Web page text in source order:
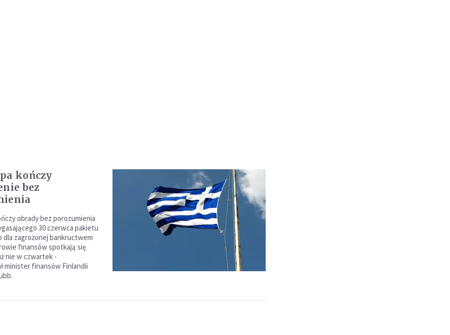
kończy
bez
obrady bez porozumienia
30 czerwca pakietu
dla zagrożonej bankructwem
finansów spotkają się
nie w czwartek -
minister finansów Finlandii